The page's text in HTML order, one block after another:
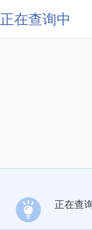
正在查询中
正在查